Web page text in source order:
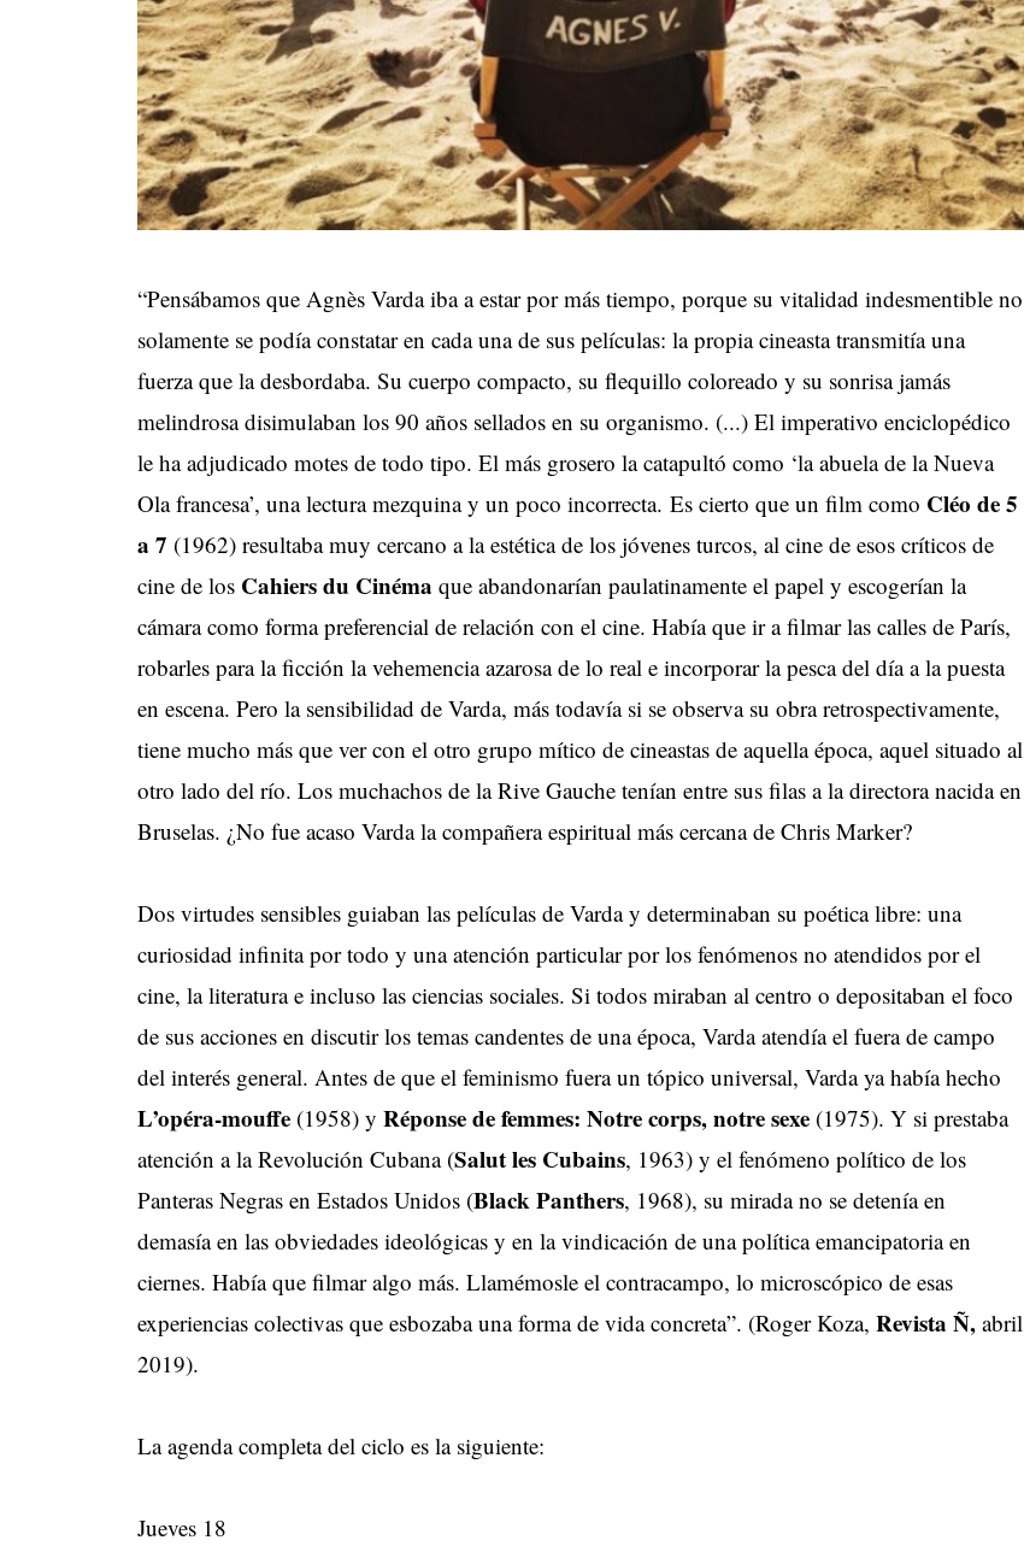
“Pensábamos que Agnès Varda iba a estar por más tiempo, porque su vitalidad indesmentible no
solamente se podía constatar en cada una de sus películas: la propia cineasta transmitía una
fuerza que la desbordaba. Su cuerpo compacto, su flequillo coloreado y su sonrisa jamás
melindrosa disimulaban los 90 años sellados en su organismo. (...) El imperativo enciclopédico
le ha adjudicado motes de todo tipo. El más grosero la catapultó como ‘la abuela de la Nueva
Ola francesa’, una lectura mezquina y un poco incorrecta. Es cierto que un film como Cléo de 5
a 7 (1962) resultaba muy cercano a la estética de los jóvenes turcos, al cine de esos críticos de
cine de los Cahiers du Cinéma que abandonarían paulatinamente el papel y escogerían la
cámara como forma preferencial de relación con el cine. Había que ir a filmar las calles de París,
robarles para la ficción la vehemencia azarosa de lo real e incorporar la pesca del día a la puesta
en escena. Pero la sensibilidad de Varda, más todavía si se observa su obra retrospectivamente,
tiene mucho más que ver con el otro grupo mítico de cineastas de aquella época, aquel situado al
otro lado del río. Los muchachos de la Rive Gauche tenían entre sus filas a la directora nacida en
Bruselas. ¿No fue acaso Varda la compañera espiritual más cercana de Chris Marker?
Dos virtudes sensibles guiaban las películas de Varda y determinaban su poética libre: una
curiosidad infinita por todo y una atención particular por los fenómenos no atendidos por el
cine, la literatura e incluso las ciencias sociales. Si todos miraban al centro o depositaban el foco
de sus acciones en discutir los temas candentes de una época, Varda atendía el fuera de campo
del interés general. Antes de que el feminismo fuera un tópico universal, Varda ya había hecho
L’opéra-mouffe (1958) y Réponse de femmes: Notre corps, notre sexe (1975). Y si prestaba
atención a la Revolución Cubana (Salut les Cubains, 1963) y el fenómeno político de los
Panteras Negras en Estados Unidos (Black Panthers, 1968), su mirada no se detenía en
demasía en las obviedades ideológicas y en la vindicación de una política emancipatoria en
ciernes. Había que filmar algo más. Llamémosle el contracampo, lo microscópico de esas
experiencias colectivas que esbozaba una forma de vida concreta”. (Roger Koza, Revista Ñ, abril
2019).
La agenda completa del ciclo es la siguiente:
Jueves 18